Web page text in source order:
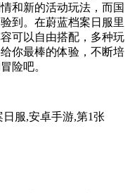
和新的活动玩法，而国
到。在蔚蓝档案日服里
可以自由搭配，多种玩
你最棒的体验，不断培
险吧。